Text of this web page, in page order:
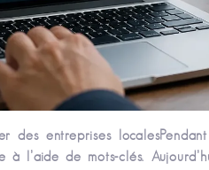
des entreprises
l’aide de mots-clés.